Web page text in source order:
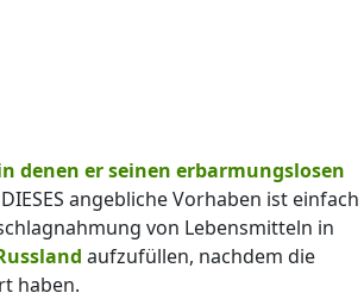
denen er seinen erbarmungslosen
angebliche Vorhaben ist einfach
von Lebensmitteln in
aufzufüllen, nachdem die
haben.